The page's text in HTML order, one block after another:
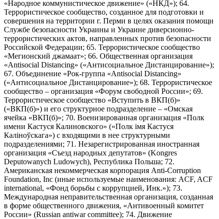
«Народное коммунистическое движение» («НКД»); 64.
Террористическое сообщество, созданное для подготовки и
совершения на территории г. Перми в целях оказания помощи
Службе безопасности Украины и Украине диверсионно-
террористических актов, направленных против безопасности
Российской Федерации; 65. Террористическое сообщество
«Мегионский джамаат»; 66. Общественная организация
«Antisocial Distancing» («Антисоциальное Дистанцирование»);
67. Объединение «Рок-группа «Antisocial Distancing»
(«Антисоциальное Дистанцирование»); 68. Террористическое
сообщество – организация «Форум свободной России»; 69.
Террористическое сообщество «Вступить в ВКП(б)»
(«ВКП(б)») и его структурное подразделение – «Омская
ячейка «ВКП(б)»; 70. Военизированная организация «Полк
имени Кастуся Калиновского» («Полк iмя Кастуся
Калiноўскага») с входящими в нее структурными
подразделениями; 71. Незарегистрированная иностранная
организация «Съезд народных депутатов» (Kongres
Deputowanych Ludowych), Республика Польша; 72.
Американская некоммерческая корпорация Anti-Corruption
Foundation, Inc (иные используемые наименования: ACF, ACF
international, «Фонд борьбы с коррупцией, Инк.»); 73.
Международная неправительственная организация, созданная
в форме общественного движения, «Антивоенный комитет
России» (Russian antiwar committee); 74. Движение